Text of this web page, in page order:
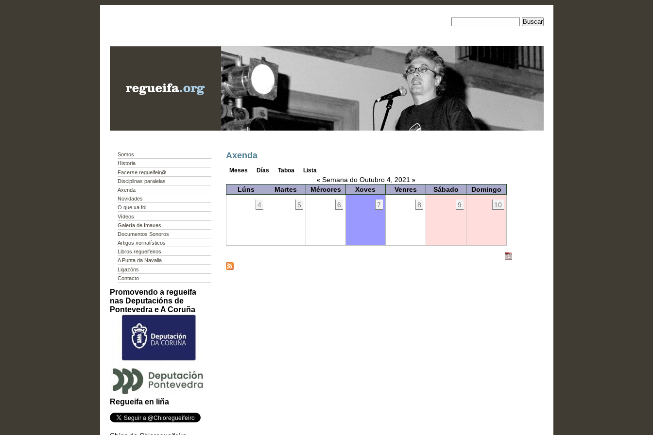
Somos
Historia
Facerse regueifeir@
Disciplinas paralelas
Axenda
Novidades
O que xa foi
Vídeos
Galería de Imaxes
Documentos Sonoros
Artigos xornalísticos
Libros regueifeiros
A Punta da Navalla
Ligazóns
Contacto
Promovendo a regueifa
nas Deputacións de
Pontevedra e A Coruña
Regueifa en liña
Axenda
Meses Días Taboa
Lista
« Semana do Outubro 4, 2021 »
Lúns Martes Mércores Xoves Venres Sábado
Domingo
4
5 6 7 8 9 10